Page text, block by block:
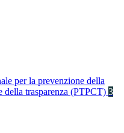
per la prevenzione della
della trasparenza (PTPCT) 3